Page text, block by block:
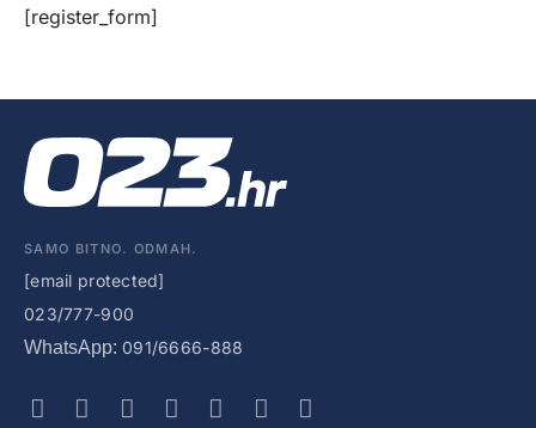
[register_form]
SAMO BITNO. ODMAH.
[email protected]
023/777-900
WhatsApp: 091/6666-888